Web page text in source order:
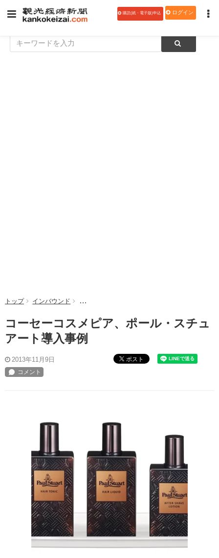
購読(紙・電子版)申込 ログイン
トップ インバウンド コーセーコスメピア、ポール・スチュアート導
コーセーコスメピア、ポール・スチュ
アート導入事例
2013年11月9日 ポスト